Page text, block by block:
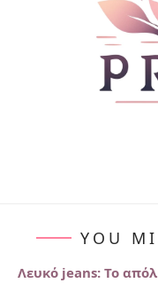
YOU
Λευκό jeans: Το